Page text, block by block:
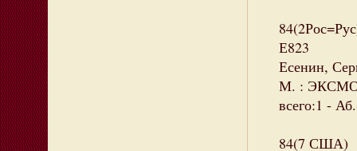
Е823
Есенин,
М. : ЭКСМО,
всего:1 -
84(7 США)